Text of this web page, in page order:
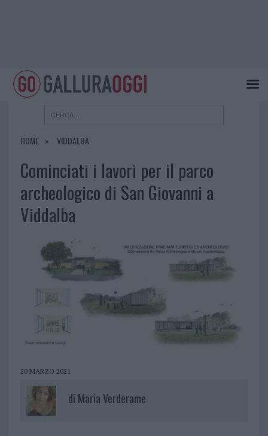
HOME VIDDALBA
Cominciati i lavori per il parco
archeologico di San Giovanni a
Viddalba
20 MARZO 2021
di Maria Verderame